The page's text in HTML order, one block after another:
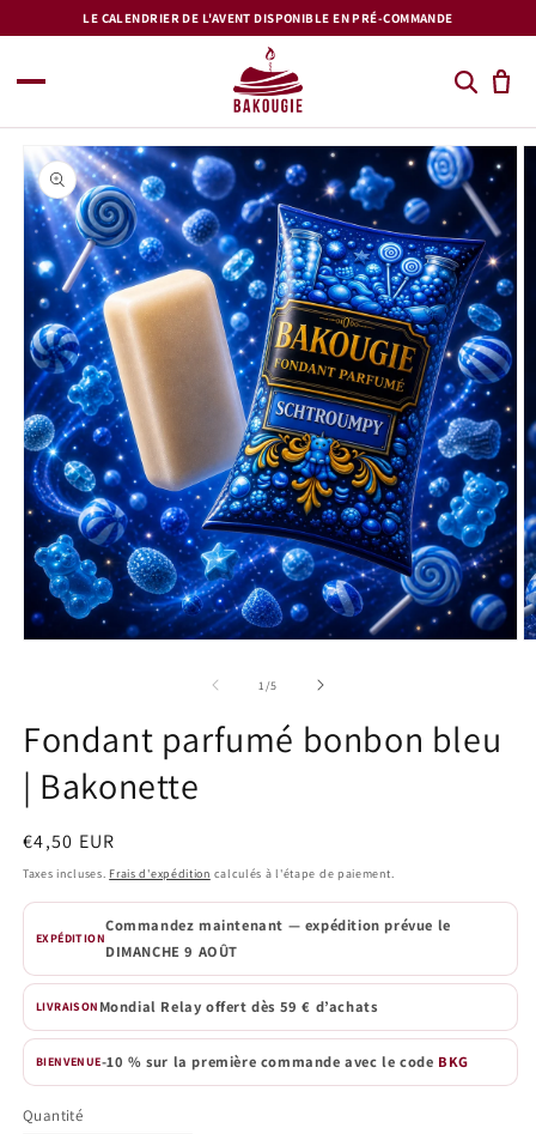
passerLE CALENDRIER DE L'AVENT DISPONIBLE EN PRÉ-COMMANDE
Passer aux
informations
produits
une
fenêtre
modale
1 /de
5
Fondant parfumé bonbon bleu
| Bakonette
Prix
habituel
€4,50 EUR
Taxes incluses. Frais d'expédition calculés à l'étape de paiement.
EXPÉDITION
Commandez maintenant — expédition prévue le
DIMANCHE 9 AOÛT
LIVRAISON Mondial Relay offert dès 59 € d’achats
BIENVENUE-10 % sur la première commande avec le code BKG
Quantité
Quantité